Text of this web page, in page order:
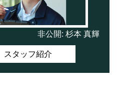
非公開: 杉本 真輝
スタッフ紹介